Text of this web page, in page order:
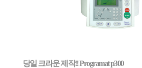
당일 크라운 제작!! Programat p300